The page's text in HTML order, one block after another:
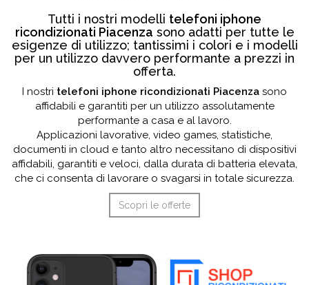
Tutti i nostri modelli telefoni iphone
ricondizionati Piacenza sono adatti per tutte le
esigenze di utilizzo; tantissimi i colori e i modelli
per un utilizzo davvero performante a prezzi in
offerta.
I nostri telefoni iphone ricondizionati Piacenza sono
affidabili e garantiti per un utilizzo assolutamente
performante a casa e al lavoro.
Applicazioni lavorative, video games, statistiche,
documenti in cloud e tanto altro necessitano di dispositivi
affidabili, garantiti e veloci, dalla durata di batteria elevata,
che ci consenta di lavorare o svagarsi in totale sicurezza.
Scopri le offerte